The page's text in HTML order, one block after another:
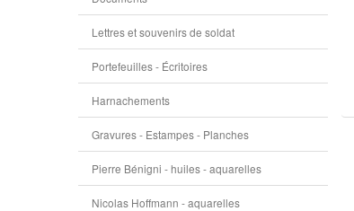
Lettres et souvenirs de soldat
Portefeuilles - Écritoires
Harnachements
Gravures - Estampes - Planches
Pierre Bénigni - huiles - aquarelles
Nicolas Hoffmann - aquarelles